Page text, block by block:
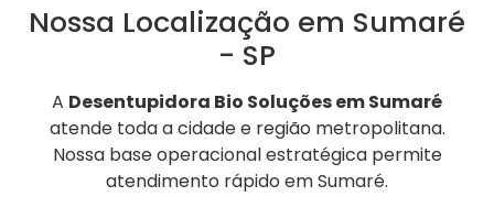
Nossa Localização em Sumaré
- SP
A Desentupidora Bio Soluções em Sumaré
atende toda a cidade e região metropolitana.
Nossa base operacional estratégica permite
atendimento rápido em Sumaré.